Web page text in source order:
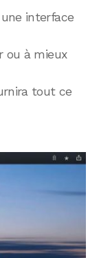
interface
ou à mieux
tout ce